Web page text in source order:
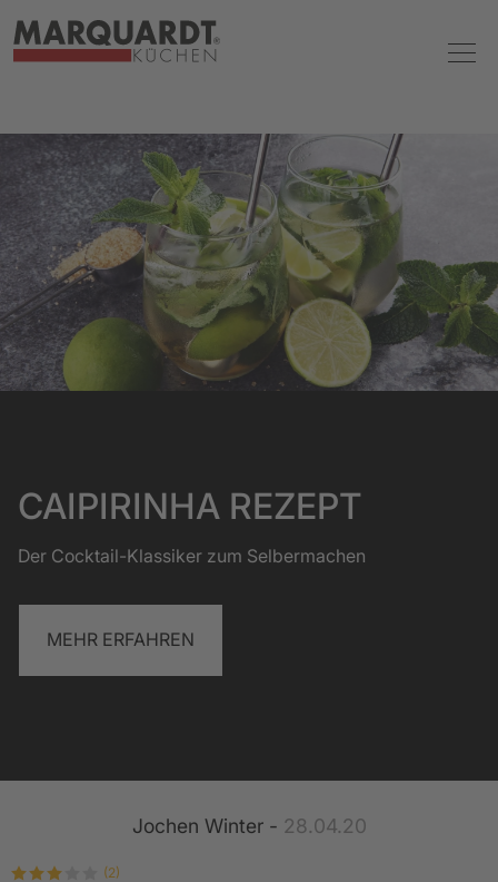
CAIPIRINHA REZEPT
Der Cocktail-Klassiker zum Selbermachen
MEHR ERFAHREN
Jochen Winter - 28.04.20
(2)